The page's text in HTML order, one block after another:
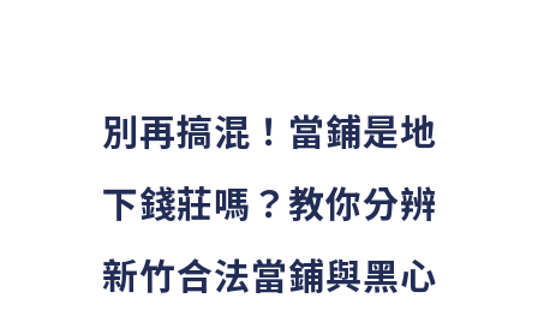
別再搞混！當鋪是地
下錢莊嗎？教你分辨
新竹合法當鋪與黑心